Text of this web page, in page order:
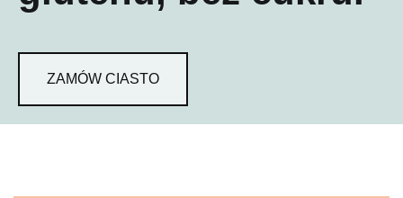
ZAMÓW CIASTO